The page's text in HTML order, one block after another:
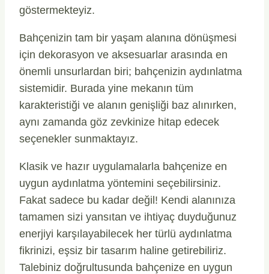
göstermekteyiz.
Bahçenizin tam bir yaşam alanına dönüşmesi
için dekorasyon ve aksesuarlar arasında en
önemli unsurlardan biri; bahçenizin aydınlatma
sistemidir. Burada yine mekanın tüm
karakteristiği ve alanın genişliği baz alınırken,
aynı zamanda göz zevkinize hitap edecek
seçenekler sunmaktayız.
Klasik ve hazır uygulamalarla bahçenize en
uygun aydınlatma yöntemini seçebilirsiniz.
Fakat sadece bu kadar değil! Kendi alanınıza
tamamen sizi yansıtan ve ihtiyaç duyduğunuz
enerjiyi karşılayabilecek her türlü aydınlatma
fikrinizi, eşsiz bir tasarım haline getirebiliriz.
Talebiniz doğrultusunda bahçenize en uygun